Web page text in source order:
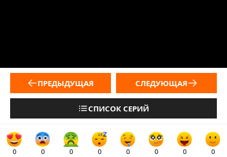
ПРЕДЫДУЩАЯ
СПИСОК СЕРИЙ
СЛЕДУЮЩАЯ
0 0 0 0 0 0 0 0